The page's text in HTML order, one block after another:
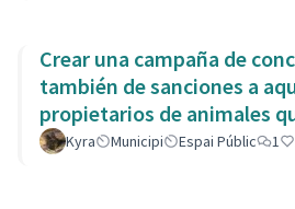
Crear una campaña de
también de sanciones a
propietarios de animales
heces de las aceras. Es
Kyra Municipi Espai Públic 1